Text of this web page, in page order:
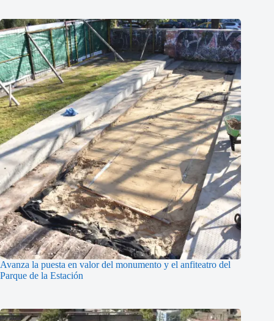
Avanza la puesta en valor del monumento y el anfiteatro del
Parque de la Estación